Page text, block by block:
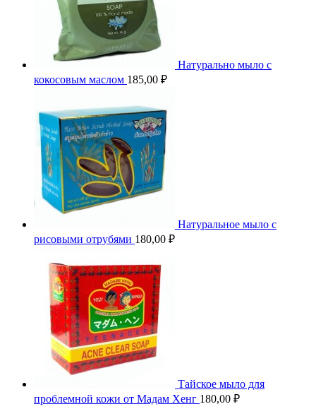
Натурально мыло с
кокосовым маслом 185,00 ₽
Натуральное мыло с
рисовыми отрубями 180,00 ₽
Тайское мыло для
проблемной кожи от Мадам Хенг 180,00 ₽